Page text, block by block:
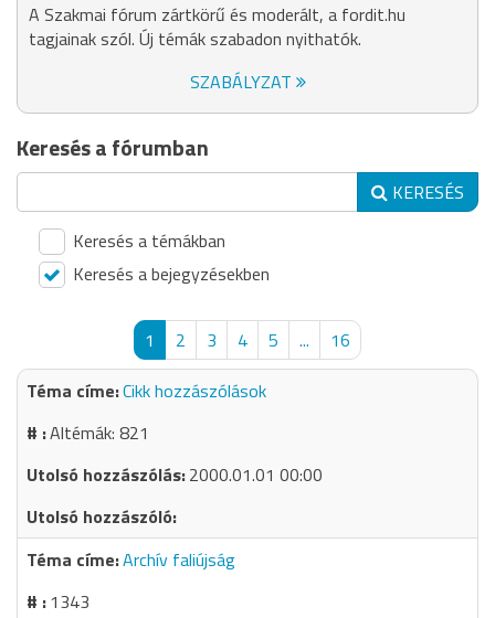
A Szakmai fórum zártkörű és moderált, a fordit.hu
tagjainak szól. Új témák szabadon nyithatók.
SZABÁLYZAT
Keresés a fórumban
KERESÉS
Keresés a témákban
Keresés a bejegyzésekben
1 2 3 4 5 ...
16
Cikk hozzászólások
Altémák: 821
2000.01.01 00:00
Archív faliújság
1343